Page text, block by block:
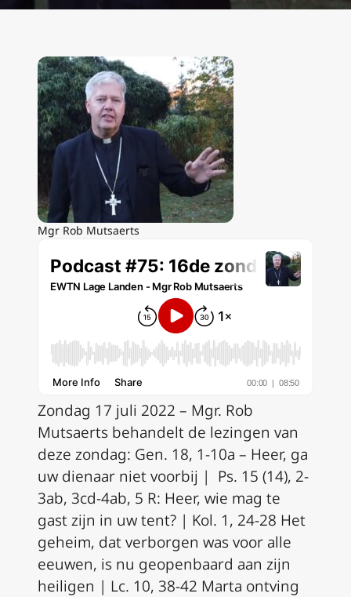
Mgr Rob Mutsaerts
Zondag 17 juli 2022 – Mgr. Rob
Mutsaerts behandelt de lezingen van
deze zondag: Gen. 18, 1-10a – Heer, ga
uw dienaar niet voorbij | Ps. 15 (14), 2-
3ab, 3cd-4ab, 5 R: Heer, wie mag te
gast zijn in uw tent? | Kol. 1, 24-28 Het
geheim, dat verborgen was voor alle
eeuwen, is nu geopenbaard aan zijn
heiligen | Lc. 10, 38-42 Marta ontving